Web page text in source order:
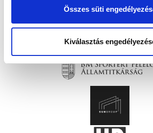
Összes süti
Kiválasztás